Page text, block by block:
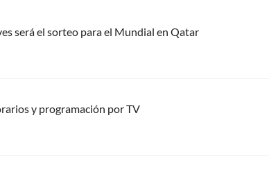
será el sorteo para el Mundial en Qatar
y programación por TV